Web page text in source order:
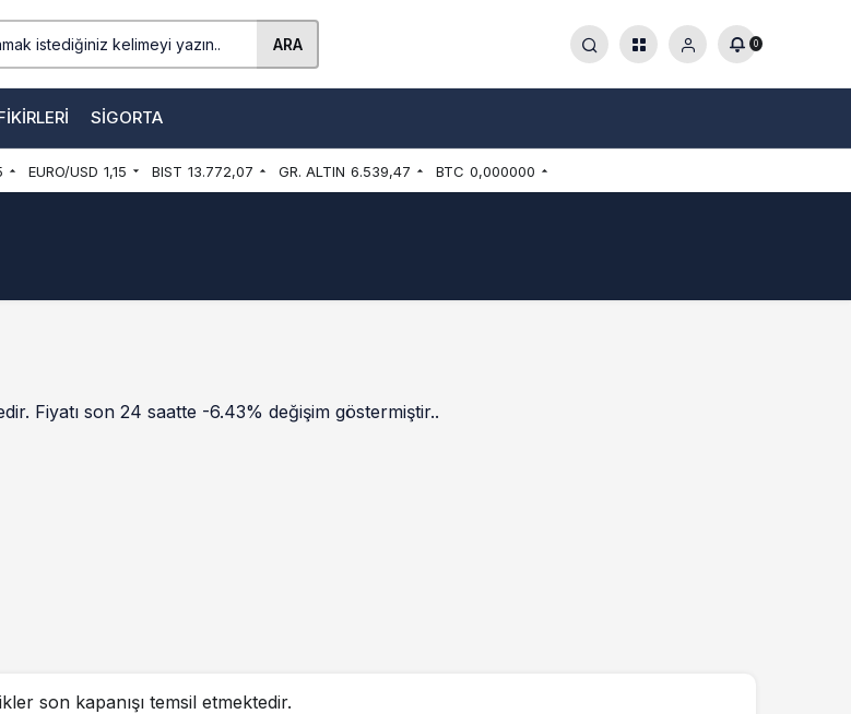
ARA 0
SIGORTA
EURO/USD 1,15 BIST 13.772,07 GR. ALTIN 6.539,47 BTC 0,000000
Fiyatı son 24 saatte -6.43% değişim göstermiştir..
son kapanışı temsil etmektedir.